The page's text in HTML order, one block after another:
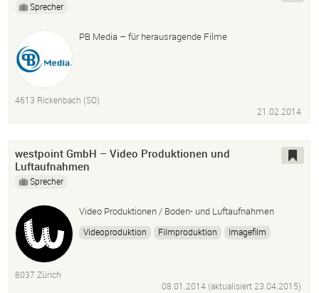
Sprecher
PB Media – für herausragende Filme
4613 Rickenbach (SO)
21.02.2014
westpoint GmbH – Video Produktionen und
Luftaufnahmen
Sprecher
Video Produktionen / Boden- und Luftaufnahmen
Videoproduktion Filmproduktion
Imagefilm
Werbefilm Potsproduktion
Editing
8037 Zürich
08.01.2014 (aktualisiert23.04.2015)